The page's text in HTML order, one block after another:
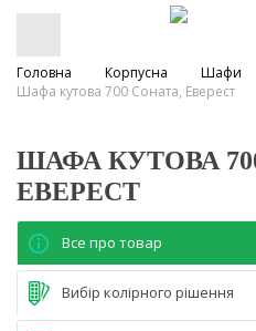
Головна Корпусна Шафи
Шафа кутова 700 Соната, Еверест
ШАФА КУТОВА
ЕВЕРЕСТ
Все про товар
Вибір колірного рішення